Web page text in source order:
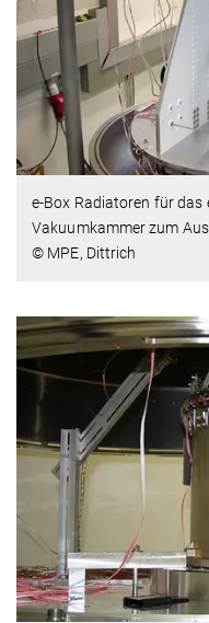
e-Box Radiatoren für das
Vakuumkammer zum
© MPE, Dittrich